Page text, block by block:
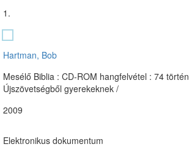
1.
Hartman, Bob
Mesélő Biblia : CD-ROM hangfelvétel : 74
Újszövetségből gyerekeknek /
2009
Elektronikus dokumentum